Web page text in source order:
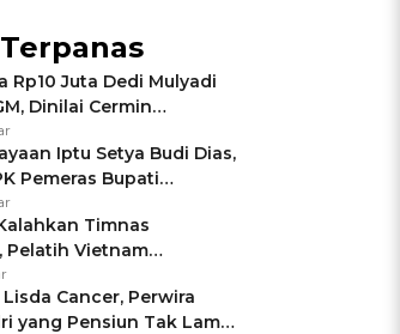
Rp10 Juta Dedi Mulyadi
Dinilai Cermin
Jamin Keamanan
Iptu Setya Budi Dias,
Pemeras Bupati
Timnas
Pelatih Vietnam
Pakai Jimat di Pakansari
Cancer, Perwira
yang Pensiun Tak Lama